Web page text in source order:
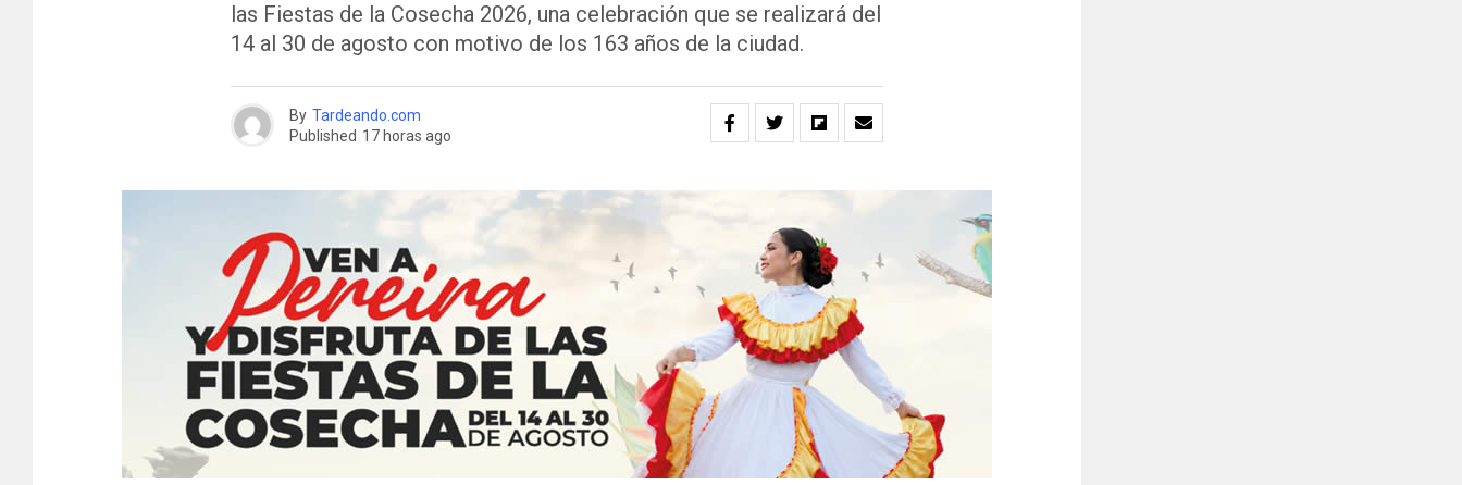
las Fiestas de la Cosecha 2026, una celebración que se realizará del
14 al 30 de agosto con motivo de los 163 años de la ciudad.
By Tardeando.com
Published 17 horas ago